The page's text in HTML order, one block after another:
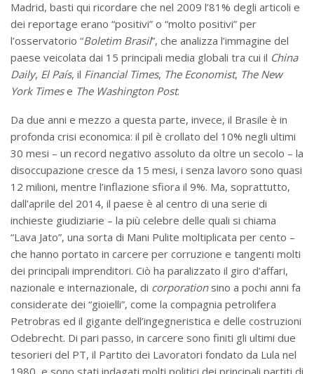
Madrid, basti qui ricordare che nel 2009 l’81% degli articoli e
dei reportage erano “positivi” o “molto positivi” per
l’osservatorio “Boletim Brasil”, che analizza l’immagine del
paese veicolata dai 15 principali media globali tra cui il China
Daily, El País, il Financial Times, The Economist, The New
York Timese The Washington Post.
Da due anni e mezzo a questa parte, invece, il Brasile è in
profonda crisi economica: il pil è crollato del 10% negli ultimi
30 mesi – un record negativo assoluto da oltre un secolo – la
disoccupazione cresce da 15 mesi, i senza lavoro sono quasi
12 milioni, mentre l’inflazione sfiora il 9%. Ma, soprattutto,
dall’aprile del 2014, il paese è al centro di una serie di
inchieste giudiziarie – la più celebre delle quali si chiama
“Lava Jato”, una sorta di Mani Pulite moltiplicata per cento –
che hanno portato in carcere per corruzione e tangenti molti
dei principali imprenditori. Ciò ha paralizzato il giro d’affari,
nazionale e internazionale, di corporationsino a pochi anni fa
considerate dei “gioielli”, come la compagnia petrolifera
Petrobras ed il gigante dell’ingegneristica e delle costruzioni
Odebrecht. Di pari passo, in carcere sono finiti gli ultimi due
tesorieri del PT, il Partito dei Lavoratori fondato da Lula nel